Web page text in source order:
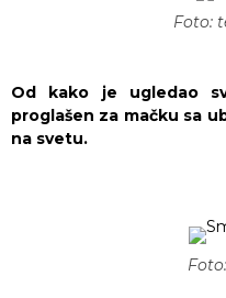
Foto:
Od kako je ugledao
proglašen za mačku sa
na svetu.